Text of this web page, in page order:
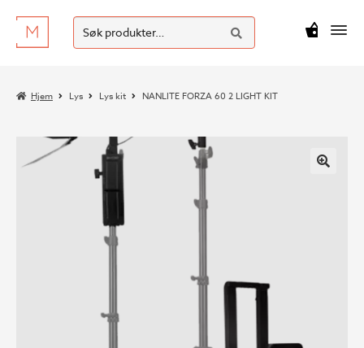
Hopp
til
Hopp
til
Søk
etter:
SØK
kr0
Hjem Lys Lys kit NANLITE FORZA 60 2 LIGHT KIT